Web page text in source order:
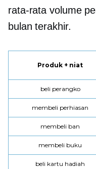
rata-rata volume
bulan terakhir.
Produk + niat
beli perangko
membeli perhiasan
membeli ban
membeli buku
beli kartu hadiah